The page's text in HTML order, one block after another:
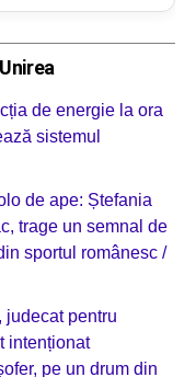
de energie la ora
sistemul
de ape: Ștefania
trage un semnal de
sportul românesc /
judecat pentru
intenționat
pe un drum din